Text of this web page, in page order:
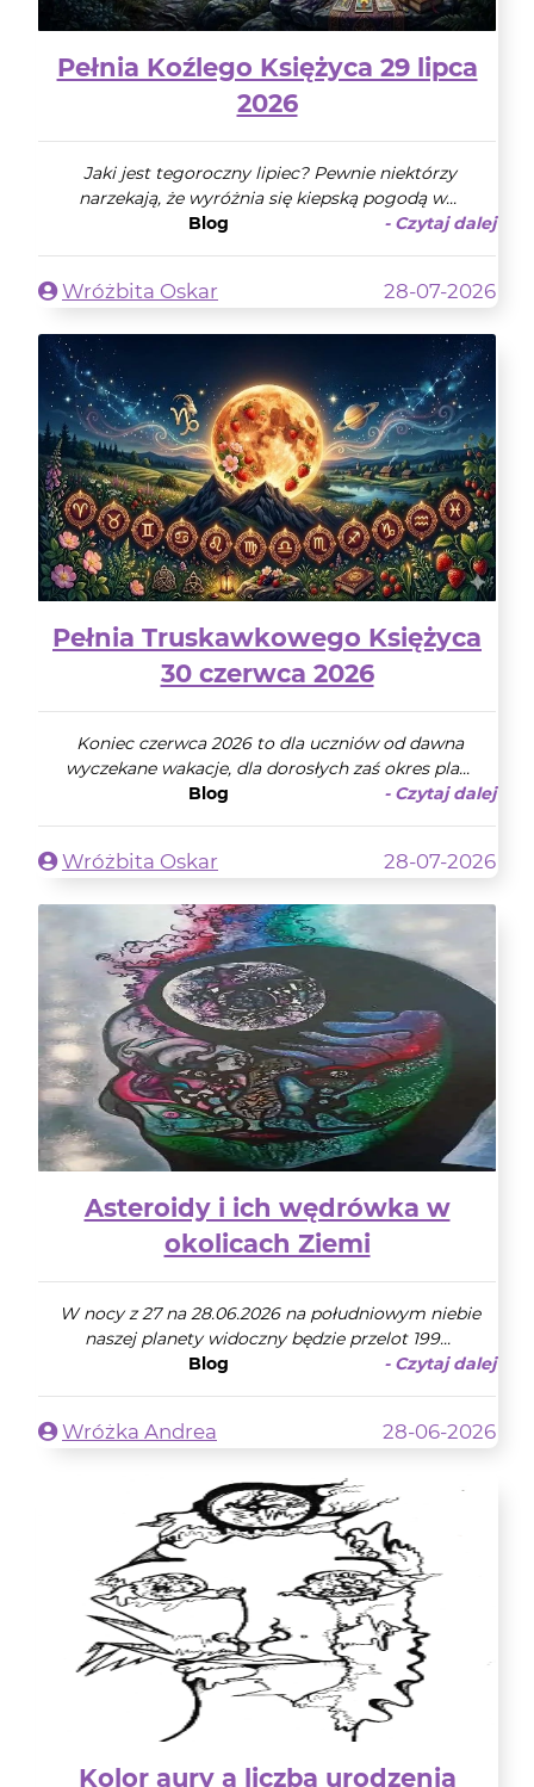
Pełnia Koźlego Księżyca 29 lipca
2026
Jaki jest tegoroczny lipiec? Pewnie niektórzy
narzekają, że wyróżnia się kiepską pogodą w...
Blog
- Czytaj dalej
Wróżbita Oskar 28-07-2026
Pełnia Truskawkowego Księżyca
30 czerwca 2026
Koniec czerwca 2026 to dla uczniów od dawna
wyczekane wakacje, dla dorosłych zaś okres pla...
Blog
- Czytaj dalej
Wróżbita Oskar 28-07-2026
Asteroidy i ich wędrówka w
okolicach Ziemi
W nocy z 27 na 28.06.2026 na południowym niebie
naszej planety widoczny będzie przelot 199...
Blog
- Czytaj dalej
Wróżka Andrea 28-06-2026
Kolor aury a liczba urodzenia